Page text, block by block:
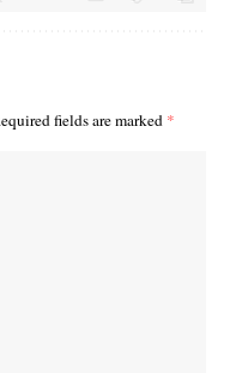
fields are marked *